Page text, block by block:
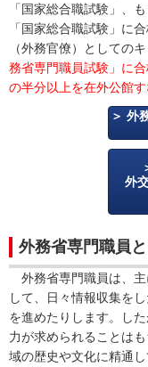
「国家総合職試験」、
「国家総合職試験」に
（外務官僚）としての
務省専門職員試験」に
の半分以上を在外公館
外
外
外務省専門職員
外務省専門職員は、
して、日々情報収集を
を進めたりします。し
力が求められることは
域の歴史や文化に精通